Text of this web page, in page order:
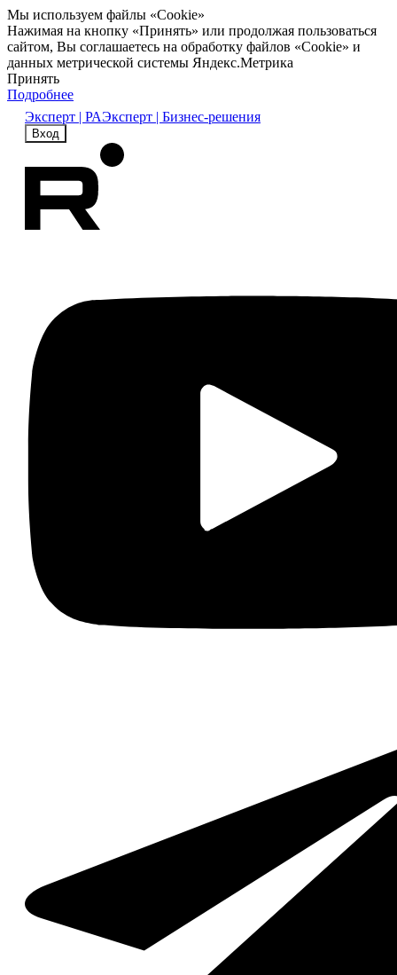
Мы используем файлы «Cookie»
Нажимая на кнопку «Принять» или продолжая пользоваться
сайтом, Вы соглашаетесь на обработку файлов «Cookie» и
данных метрической системы Яндекс.Метрика
Принять
Подробнее
Эксперт | РАЭксперт | Бизнес-решения
Вход